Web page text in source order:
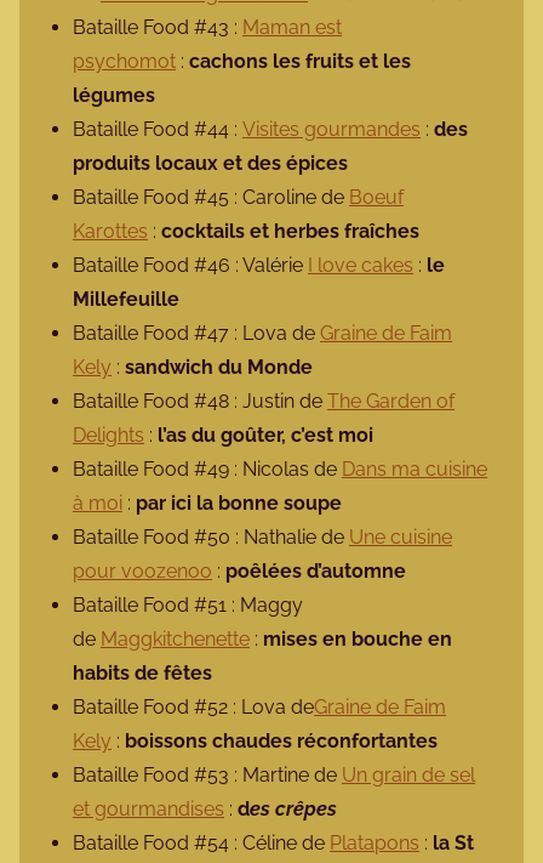
Bataille Food #43 : Maman est
psychomot : cachons les fruits et les
légumes
Bataille Food #44 : Visites gourmandes : des
produits locaux et des épices
Bataille Food #45 : Caroline de Boeuf
Karottes : cocktails et herbes fraîches
Bataille Food #46 : Valérie I love cakes : le
Millefeuille
Bataille Food #47 : Lova de Graine de Faim
Kely : sandwich du Monde
Bataille Food #48 : Justin de The Garden of
Delights : l’as du goûter, c’est moi
Bataille Food #49 : Nicolas de Dans ma cuisine
à moi : par ici la bonne soupe
Bataille Food #50 : Nathalie de Une cuisine
pour voozenoo : poêlées d’automne
Bataille Food #51 : Maggy
de Maggkitchenette : mises en bouche en
habits de fêtes
Bataille Food #52 : Lova deGraine de Faim
Kely : boissons chaudes réconfortantes
Bataille Food #53 : Martine de Un grain de sel
et gourmandises : des crêpes
Bataille Food #54 : Céline de Platapons : la St